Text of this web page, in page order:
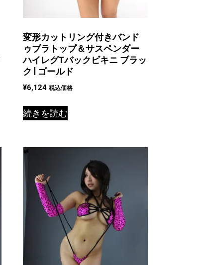
変形カットリング付きバンド
ゥブラトップ＆サスペンダー
ハイレグTバックビキニ ブラッ
ク | ゴールド
¥6,124 税込価格
続きを読む